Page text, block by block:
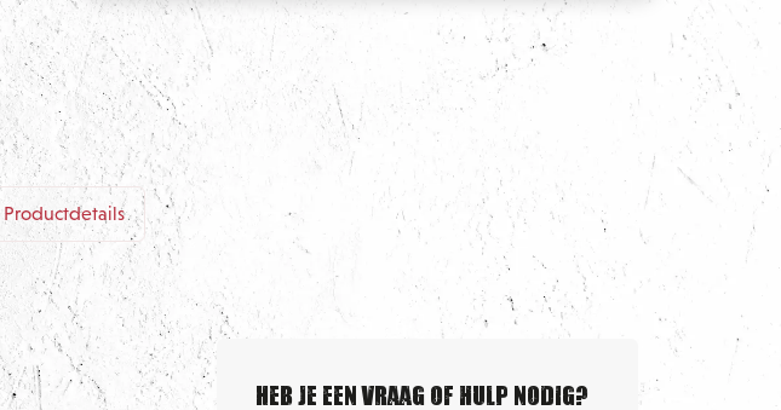
Productdetails
Heb je een vraag of hulp nodig?